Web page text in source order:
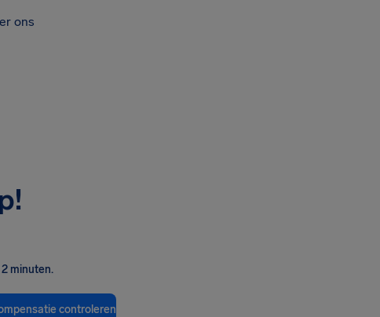
ons
minuten.
controleren